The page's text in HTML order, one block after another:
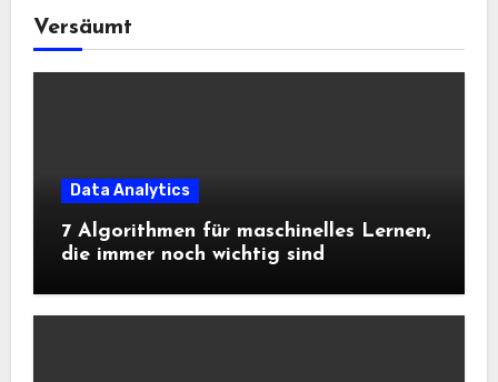
Versäumt
Data Analytics
7 Algorithmen für maschinelles Lernen,
die immer noch wichtig sind